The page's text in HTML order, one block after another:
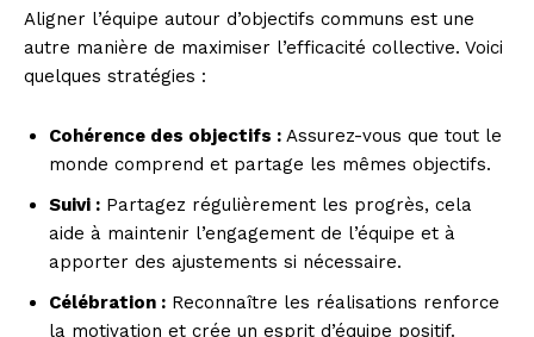
Aligner l’équipe autour d’objectifs communs est une
autre manière de maximiser l’efficacité collective. Voici
quelques stratégies :
Cohérence des objectifs : Assurez-vous que tout le
monde comprend et partage les mêmes objectifs.
Suivi : Partagez régulièrement les progrès, cela
aide à maintenir l’engagement de l’équipe et à
apporter des ajustements si nécessaire.
Célébration : Reconnaître les réalisations renforce
la motivation et crée un esprit d’équipe positif.